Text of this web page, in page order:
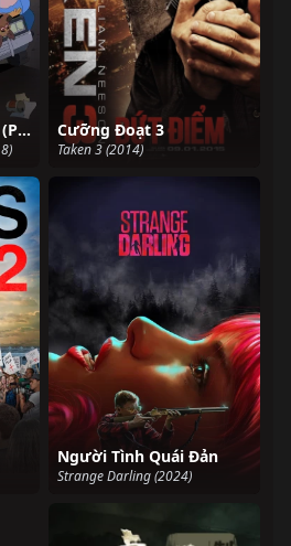
Sở Cảnh Sát Paradise (Phần 1) Cưỡng Đoạt 3
Taken 3 (2014)
Người Tình Quái Đản
Strange Darling (2024)